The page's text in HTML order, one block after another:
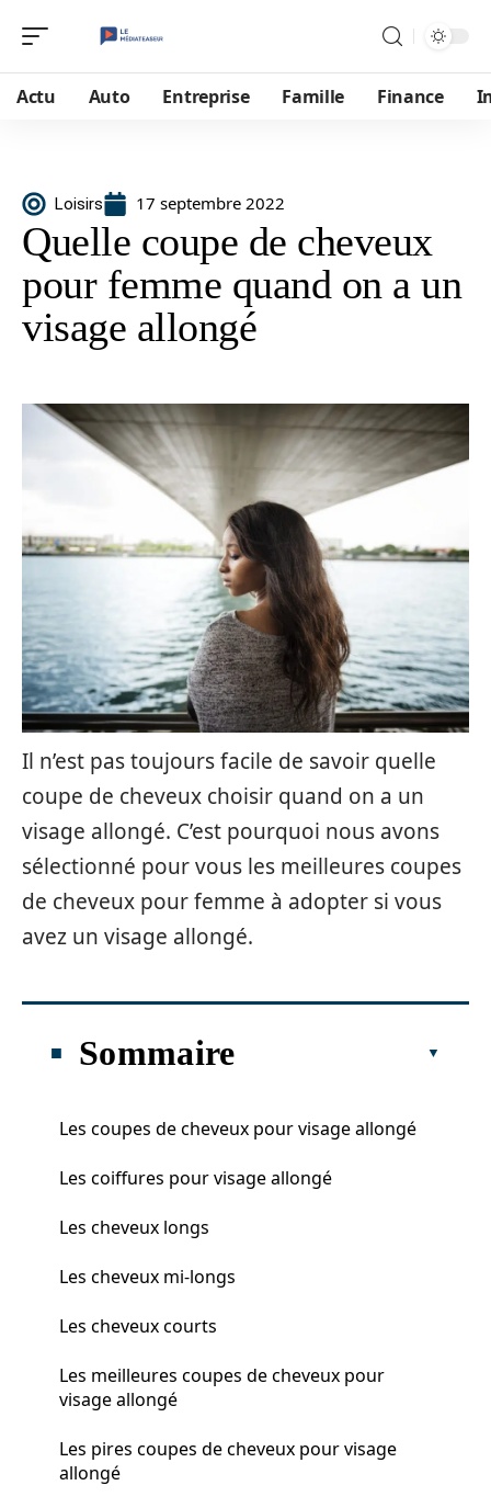
Actu Auto Entreprise Famille Finance
Loisirs 17 septembre 2022
Quelle coupe de cheveux
pour femme quand on a un
visage allongé
Il n’est pas toujours facile de savoir quelle
coupe de cheveux choisir quand on a un
visage allongé. C’est pourquoi nous avons
sélectionné pour vous les meilleures coupes
de cheveux pour femme à adopter si vous
avez un visage allongé.
Sommaire
Les coupes de cheveux pour visage allongé
Les coiffures pour visage allongé
Les cheveux longs
Les cheveux mi-longs
Les cheveux courts
Les meilleures coupes de cheveux pour
visage allongé
Les pires coupes de cheveux pour visage
allongé